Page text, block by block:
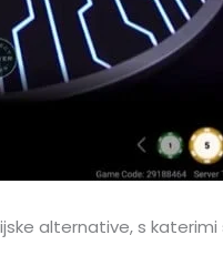
alternative, s